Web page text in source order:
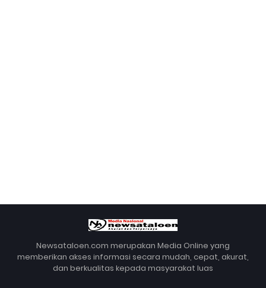
Newsataloen.com merupakan Media Online yang
memberikan akses informasi secara mudah, cepat, akurat,
dan berkualitas kepada masyarakat luas